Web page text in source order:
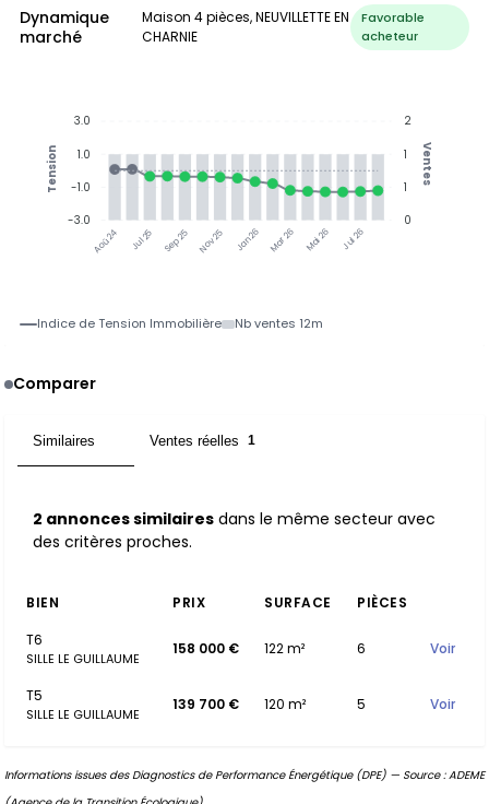
Dynamique
marché
Maison 4 pièces, NEUVILLETTE EN
CHARNIE
Favorable
acheteur
Aoû 24 Jul 25 Sep 25 Nov 25 Jan 26 Mar 26 Mai 26 Jul 26
2
1
1
0
Ventes
3.0
1.0
-1.0
-3.0
Tension
Indice de Tension Immobilière Nb ventes 12m
Comparer
Similaires Ventes réelles 1
2 annonces similaires dans le même secteur avec
des critères proches.
BIEN PRIX SURFACE
PIÈCES
T6
SILLE LE GUILLAUME
158 000 € 122 m² 6 Voir
T5
SILLE LE GUILLAUME
139 700 € 120 m² 5 Voir
Informations issues des Diagnostics de Performance Énergétique (DPE) — Source : ADEME